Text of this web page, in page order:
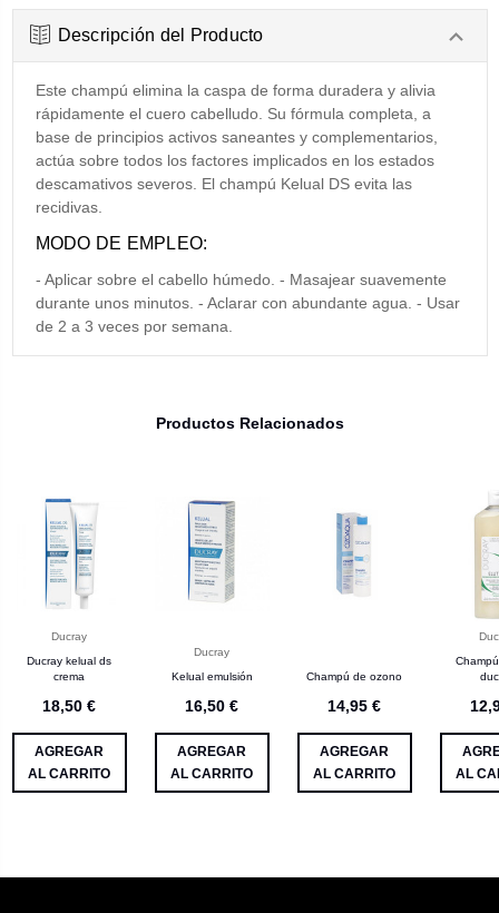
Descripción del Producto
Este champú elimina la caspa de forma duradera y alivia
rápidamente el cuero cabelludo. Su fórmula completa, a
base de principios activos saneantes y complementarios,
actúa sobre todos los factores implicados en los estados
descamativos severos. El champú Kelual DS evita las
recidivas.
MODO DE EMPLEO:
- Aplicar sobre el cabello húmedo. - Masajear suavemente
durante unos minutos. - Aclarar con abundante agua. - Usar
de 2 a 3 veces por semana.
Productos Relacionados
Ducray
Ducray kelual ds
crema
18,50 €
AGREGAR
AL CARRITO
Ducray
Kelual emulsión
16,50 €
AGREGAR
AL CARRITO
Champú de ozono
14,95 €
AGREGAR
AL CARRITO
AL